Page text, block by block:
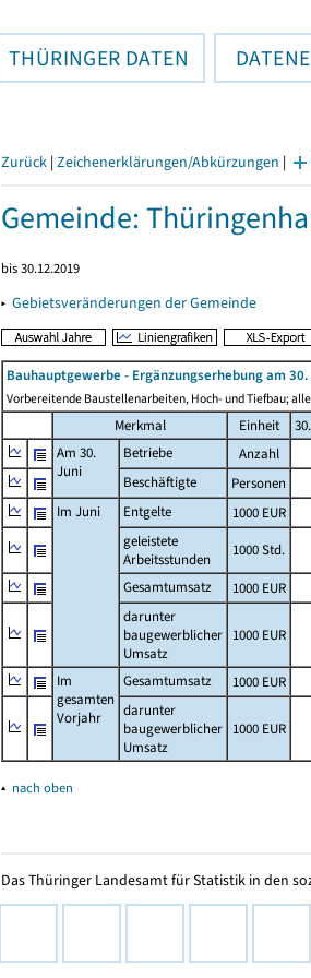
THÜRINGER DATEN
Zurück | Zeichenerklärungen/Abkürzungen |
Gemeinde:
bis 30.12.2019
▸ Gebietsveränderungen der Gemeinde
Bauhauptgewerbe - Ergänzungserhebung am
Vorbereitende Baustellenarbeiten, Hoch- und Tiefbau;
Merkmal Einheit
Am 30.
Juni
Betriebe Anzahl
Beschäftigte
Personen
Im Juni
Entgelte 1000 EUR
geleistete
Arbeitsstunden
1000 Std.
Gesamtumsatz
1000 EUR
darunter
baugewerblicher
Umsatz
1000 EUR
Im
gesamten
Vorjahr
Gesamtumsatz 1000 EUR
darunter
baugewerblicher
Umsatz
1000 EUR
▴ nach oben
Das Thüringer Landesamt für Statistik in den